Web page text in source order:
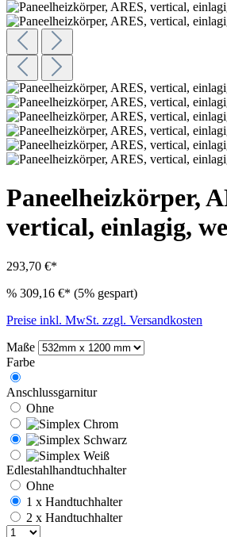
Paneelheizkörper,
vertical, einlagig,
293,70 €*
% 309,16 €* (5% gespart)
Preise inkl. MwSt. zzgl. Versandkosten
Maße
Farbe
Anschlussgarnitur
Ohne
Edlestahlhandtuchhalter
Ohne
1 x Handtuchhalter
2 x Handtuchhalter